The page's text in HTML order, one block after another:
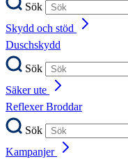
Sök
Skydd och stöd
Duschskydd
Sök
Säker ute
ReflexerBroddar
Sök
Kampanjer